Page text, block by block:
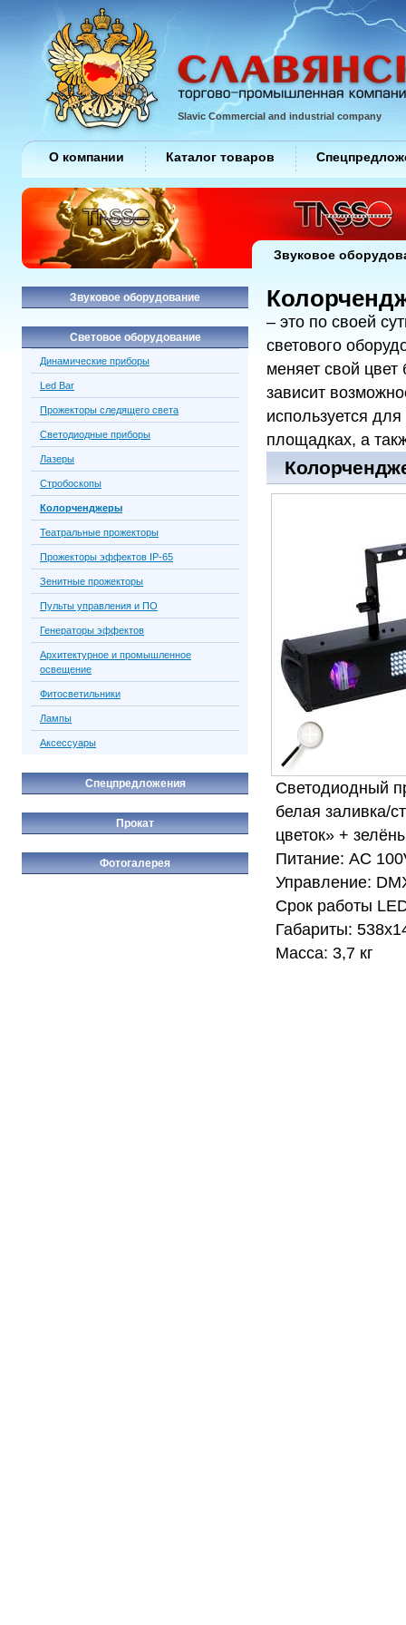
– это по своей
светового
меняет свой
зависит
используется
площадках, а
Светодиодный
белая заливка/
цветок» +
Питание: AC
Управление:
Срок работы
Габариты:
Масса: 3,7 кг
Звуковое оборудование
Световое оборудование
Динамические приборы
Led Bar
Прожекторы следящего света
Светодиодные приборы
Лазеры
Стробоскопы
Колорченджеры
Театральные прожекторы
Прожекторы эффектов IP-65
Зенитные прожекторы
Пульты управления и ПО
Генераторы эффектов
Архитектурное и промышленное
освещение
Фитосветильники
Лампы
Аксессуары
Спецпредложения
Прокат
Фотогалерея
Slavic Commercial and industrial company
О компании Каталог товаров
Звуковое